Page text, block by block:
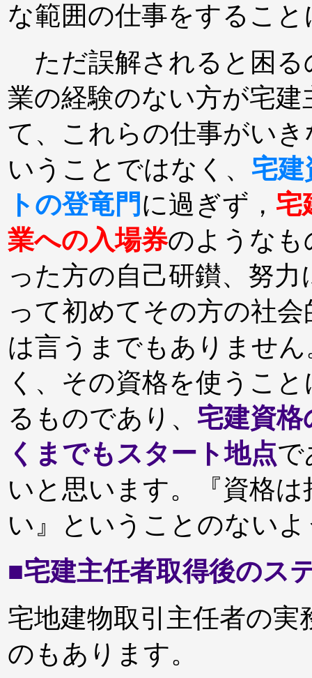
な範囲の仕事をするこ
ただ誤解されると困る
業の経験のない方が宅
て、これらの仕事がい
いうことではなく、 宅
トの登竜門 に過ぎず， 宅
業への入場券のようなも
った方の自己研鑚、努
って初めてその方の社
は言うまでもありませ
く、その資格を使うこ
るものであり、 宅建資
くまでもスタート地点で
いと思います。『資格
い』ということのない
■宅建主任者取得後のス
宅地建物取引主任者の
のもあります。